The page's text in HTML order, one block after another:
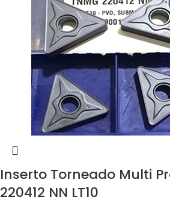
Inserto Torneado Multi
220412 NN LT10